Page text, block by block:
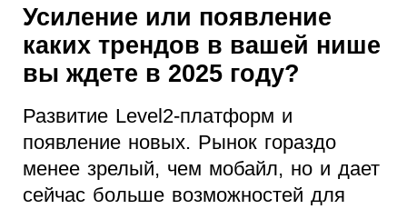
Усиление или появление
каких трендов в вашей нише
вы ждете в 2025 году?
Развитие Level2-платформ и
появление новых. Рынок гораздо
менее зрелый, чем мобайл, но и дает
сейчас больше возможностей для